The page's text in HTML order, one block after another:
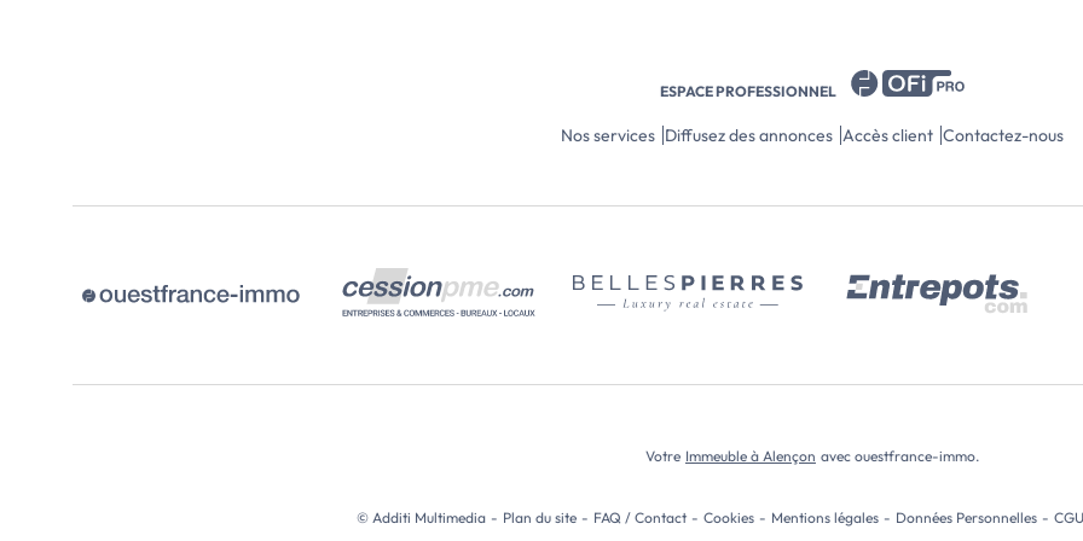
une
unique,
vous
garantit
Un
ESPACE PROFESSIONNEL
Nos services Diffusez des annonces Accès client Contactez-nous
Votre Immeuble à Alençon avec ouestfrance-immo.
© Additi Multimedia - Plan du site - FAQ / Contact - Cookies - Mentions légales - Données Personnelles -